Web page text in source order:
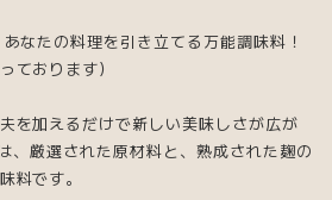
なたの料理を引き立てる万能調味料！
ております）
を加えるだけで新しい美味しさが広が
、厳選された原材料と、熟成された麹の
料です。